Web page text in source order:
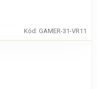
Kód: GAMER-31-VR11